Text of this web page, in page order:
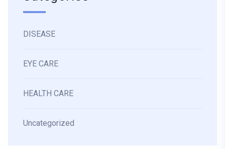
DISEASE
EYE CARE
HEALTH CARE
Uncategorized